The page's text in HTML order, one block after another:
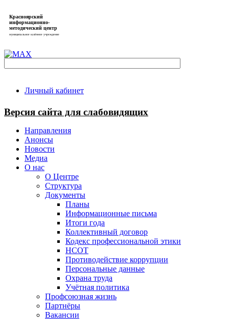
Красноярский
информационно-
методический центр
муниципальное казённое учреждение
Личный кабинет
Версия сайта для слабовидящих
Направления
Анонсы
Новости
Медиа
О нас
О Центре
Структура
Документы
Планы
Информационные письма
Итоги года
Коллективный договор
Кодекс профессиональной этики
НСОТ
Противодействие коррупции
Персональные данные
Охрана труда
Учётная политика
Профсоюзная жизнь
Партнёры
Вакансии